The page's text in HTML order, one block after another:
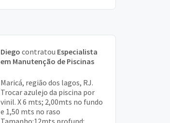
Diego contratou Especialista
em Manutenção de Piscinas
Maricá, região dos lagos, RJ.
Trocar azulejo da piscina por
vinil. X 6 mts; 2,00mts no fundo
e 1,50 mts no raso